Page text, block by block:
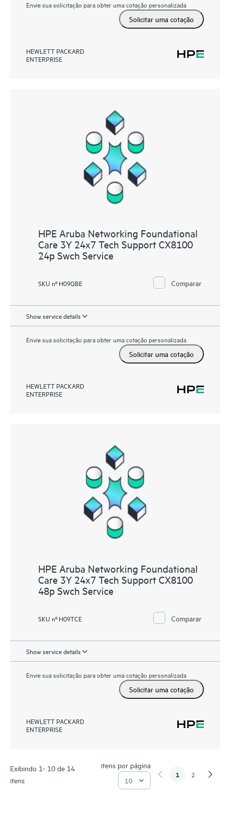
Envie sua solicitação para obter uma cotação personalizada
Solicitar uma cotação
HEWLETT PACKARD
ENTERPRISE
HPE Aruba Networking Foundational
Care 3Y 24x7 Tech Support CX8100
24p Swch Service
SKU nº H09QBE Comparar
Show service details
Envie sua solicitação para obter uma cotação personalizada
Solicitar uma cotação
HEWLETT PACKARD
ENTERPRISE
HPE Aruba Networking Foundational
Care 3Y 24x7 Tech Support CX8100
48p Swch Service
SKU nº H09TCE Comparar
Show service details
Envie sua solicitação para obter uma cotação personalizada
Solicitar uma cotação
HEWLETT PACKARD
ENTERPRISE
Exibindo 1- 10 de 14
itens
itens por página
1 2